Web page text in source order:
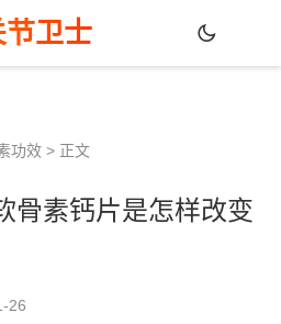
节卫士
功效 > 正文
骨素钙片是怎样改变
26